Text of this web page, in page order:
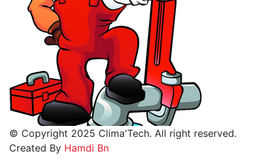
© Copyright 2025 Clima'Tech. All right reserved.
Created By Hamdi Bn